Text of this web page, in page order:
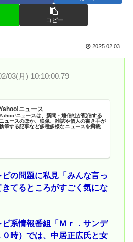
コピー
2025.02.03
03(月) 10:10:00.79
ニュース
ニュースは、新聞・通信社が配信する
ニュースのほか、映像、雑誌や個人の書き手が
筆する記事など多種多様なニュースを掲載し
の問題に私見「みんな言っ
てるところがすごく気にな
ビ系情報番組「Ｍｒ．サンデ
時）では、中居正広氏と女